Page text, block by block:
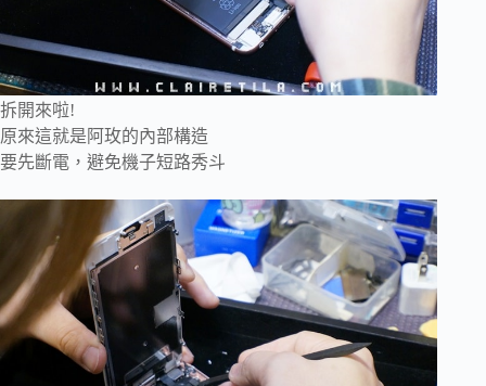
拆開來啦!
原來這就是阿玫的內部構造
要先斷電，避免機子短路秀斗